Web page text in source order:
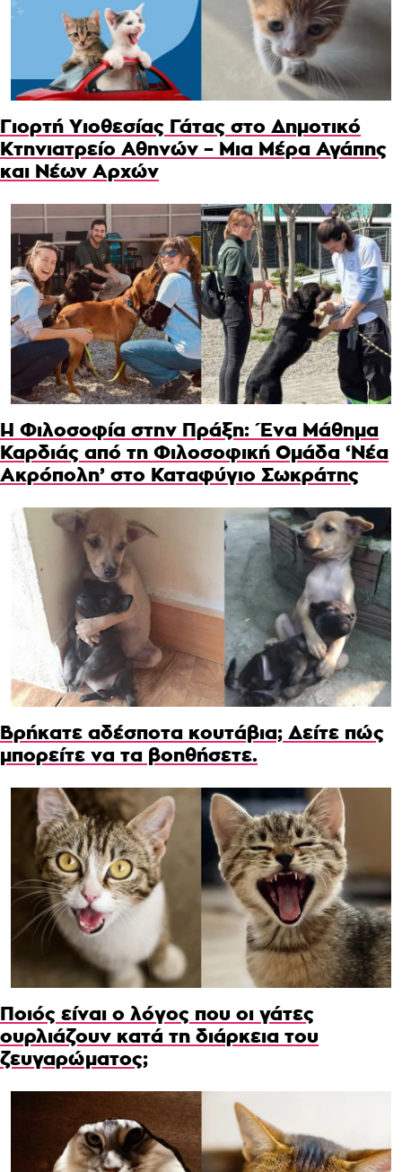
Γιορτή Υιοθεσίας Γάτας στο Δημοτικό
Κτηνιατρείο Αθηνών – Μια Μέρα Αγάπης
και Νέων Αρχών
Η Φιλοσοφία στην Πράξη: Ένα Μάθημα
Καρδιάς από τη Φιλοσοφική Ομάδα ‘Νέα
Ακρόπολη’ στο Καταφύγιο Σωκράτης
Βρήκατε αδέσποτα κουτάβια; Δείτε πώς
μπορείτε να τα βοηθήσετε.
Ποιός είναι ο λόγος που οι γάτες
ουρλιάζουν κατά τη διάρκεια του
ζευγαρώματος;